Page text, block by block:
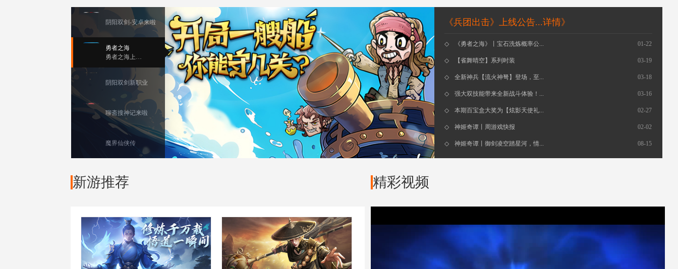
阴阳双剑-安卓来啦
勇者之海
勇者之海上线啦！
阴阳双剑新职业
聊斋搜神记来啦
魔界仙侠传
《兵团出击》上线公告...详情》
◇ 《勇者之海》丨宝石洗炼概率公... 01-22
◇ 【雀舞晴空】系列时装 03-19
◇ 全新神兵【流火神弩】登场，至... 03-18
◇ 强大双技能带来全新战斗体验！... 03-16
◇ 本期百宝盒大奖为【炫影天使礼... 02-27
◇ 神姬奇谭丨周游戏快报 02-02
◇ 神姬奇谭丨御剑凌空踏星河，情... 08-15
新游推荐 精彩视频